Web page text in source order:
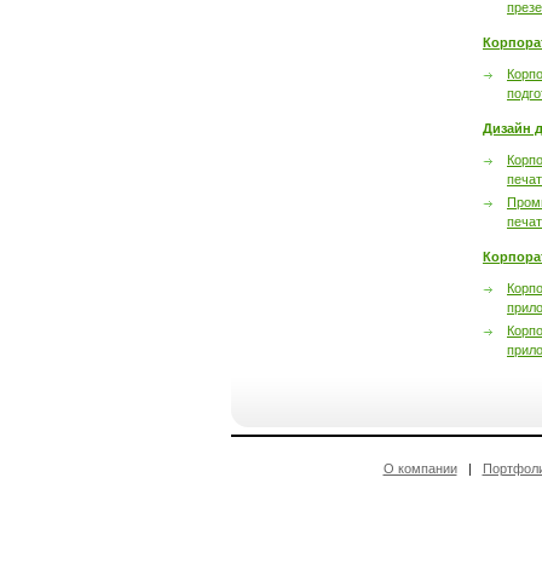
Дизайн
О компании|